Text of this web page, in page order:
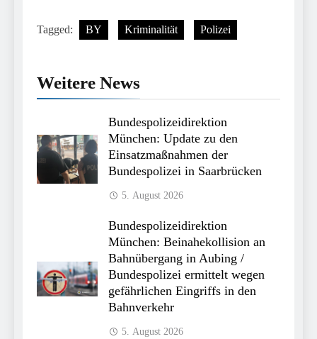
Tagged: BY Kriminalität Polizei
Weitere News
Bundespolizeidirektion
München: Update zu den
Einsatzmaßnahmen der
Bundespolizei in Saarbrücken
5. August 2026
Bundespolizeidirektion
München: Beinahekollision an
Bahnübergang in Aubing /
Bundespolizei ermittelt wegen
gefährlichen Eingriffs in den
Bahnverkehr
5. August 2026